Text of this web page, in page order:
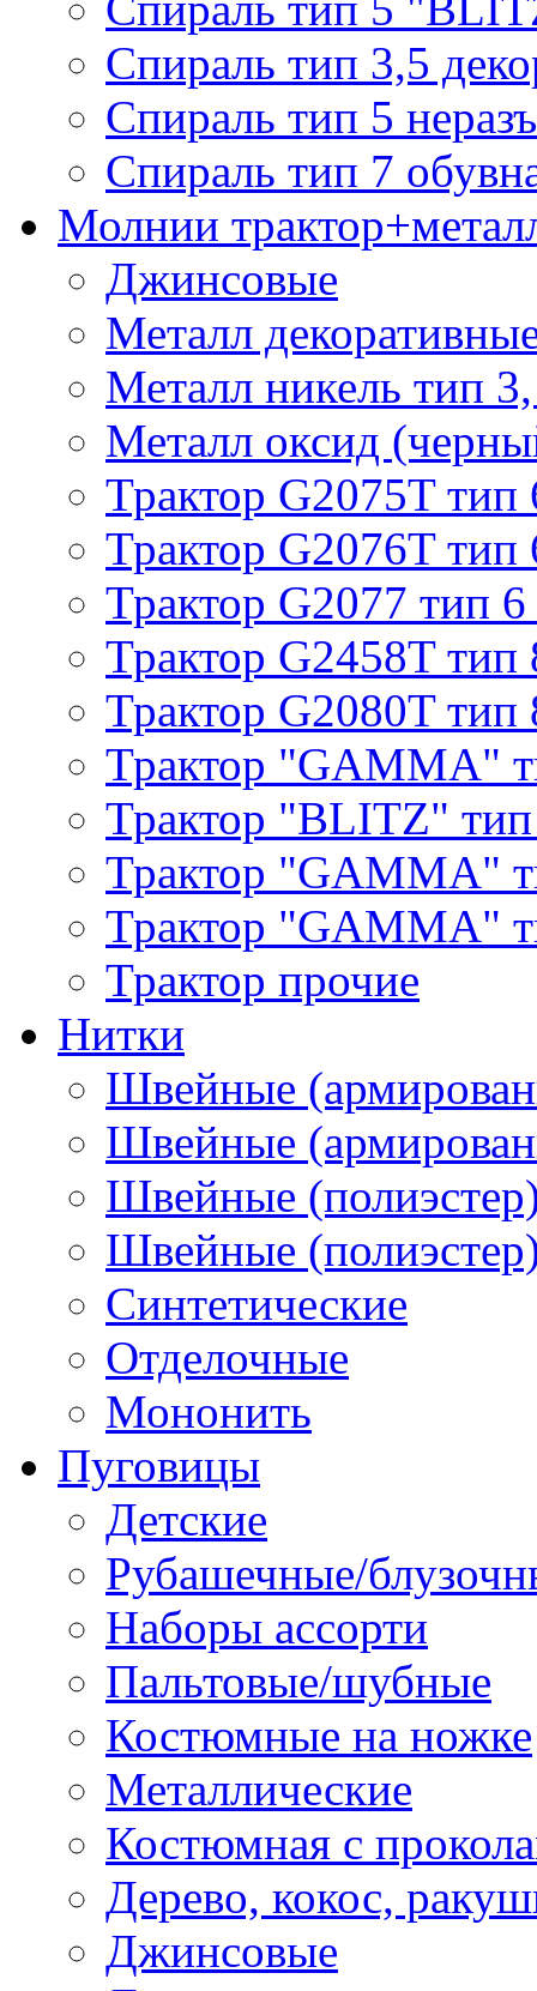
Спираль тип 3,5
Спираль тип 5
Спираль тип 7
Молнии
Джинсовые
Металл
Металл никель тип
Металл оксид
Трактор G2075T тип
Трактор G2076T тип
Трактор G2077 тип 6
Трактор G2458T тип
Трактор G2080T тип
Трактор "GAMMA"
Трактор "BLITZ"
Трактор "GAMMA"
Трактор "GAMMA"
Трактор прочие
Нитки
Швейные
Швейные
Швейные
Швейные
Синтетические
Отделочные
Мононить
Пуговицы
Детские
Рубашечные/
Наборы ассорти
Пальтовые/шубные
Костюмные на ножке
Металлические
Костюмная с
Дерево, кокос,
Джинсовые